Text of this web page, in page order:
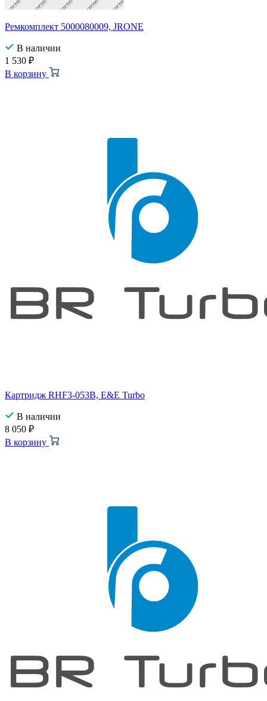
Ремкомплект 5000080009, JRONE
В наличии
1 530 ₽
В корзину
Картридж RHF3-053B, E&E Turbo
В наличии
8 050 ₽
В корзину